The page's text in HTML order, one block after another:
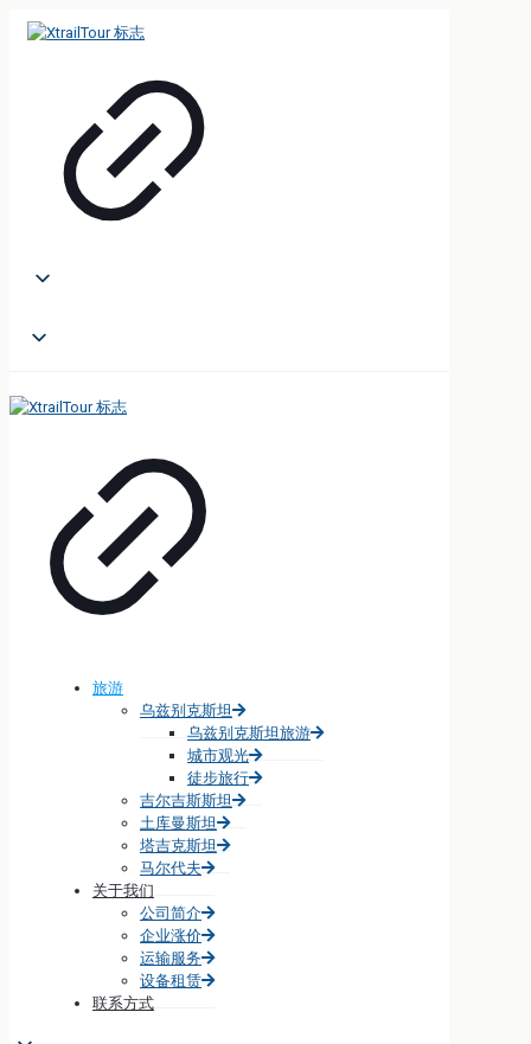
旅游
乌兹别克斯坦
乌兹别克斯坦旅游
城市观光
徒步旅行
吉尔吉斯斯坦
土库曼斯坦
塔吉克斯坦
马尔代夫
关于我们
公司简介
企业涨价
运输服务
设备租赁
联系方式